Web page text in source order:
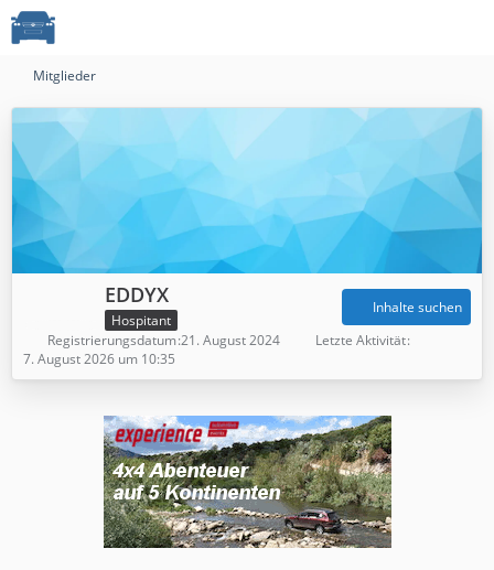
Mitglieder
EDDYX
Hospitant
Inhalte suchen
Registrierungsdatum 21. August 2024
Letzte Aktivität
7. August 2026 um 10:35